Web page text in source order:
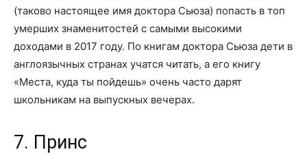
(таково настоящее имя доктора Сьюза) попасть в топ
умерших знаменитостей с самыми высокими
доходами в 2017 году. По книгам доктора Сьюза дети в
англоязычных странах учатся читать, а его книгу
«Места, куда ты пойдешь» очень часто дарят
школьникам на выпускных вечерах.
7. Принс